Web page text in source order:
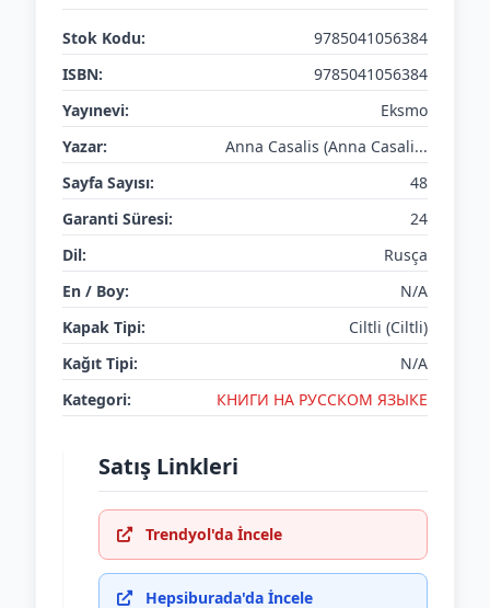
Stok Kodu:
9785041056384
ISBN:
9785041056384
Yayınevi:
Eksmo
Yazar:
Anna Casalis (Anna Casali...
Sayfa Sayısı:
48
Garanti Süresi:
24
Dil:
Rusça
En / Boy:
N/A
Kapak Tipi:
Ciltli (Ciltli)
Kağıt Tipi:
N/A
Kategori:
КНИГИ НА РУССКОМ ЯЗЫКЕ
Satış Linkleri
Trendyol'da İncele
Hepsiburada'da İncele